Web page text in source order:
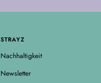
STRAYZ
Nachhaltigkeit
Newsletter